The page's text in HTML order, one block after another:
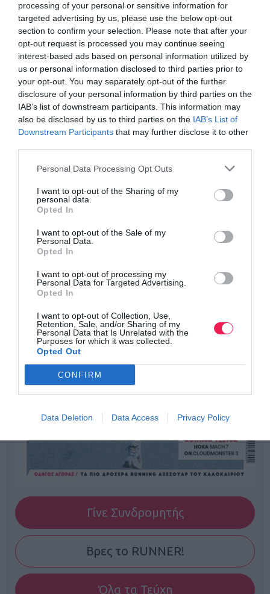
processing of your personal or sensitive information for
targeted advertising by us, please use the below opt-out
section to confirm your selection. Please note that after your
opt-out request is processed you may continue seeing
interest-based ads based on personal information utilized by
us or personal information disclosed to third parties prior to
your opt-out. You may separately opt-out of the further
disclosure of your personal information by third parties on the
IAB’s list of downstream participants. This information may
also be disclosed by us to third parties on the IAB’s List of
Downstream Participants that may further disclose it to other
Personal Data Processing Opt Outs
I want to opt-out of the Sharing of my
personal data.
Opted In
I want to opt-out of the Sale of my
Personal Data.
Opted In
I want to opt-out of processing my
Personal Data for Targeted Advertising.
Opted In
I want to opt-out of Collection, Use,
Retention, Sale, and/or Sharing of my
Personal Data that Is Unrelated with the
Purposes for which it was collected.
Opted Out
CONFIRM
Data Deletion Data Access Privacy Policy
Γίνε Συνδρομητής
Βρες το RUNNER!
Όλα τα Τεύχη